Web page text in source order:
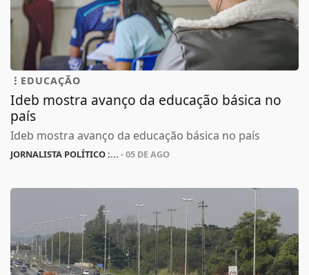
EDUCAÇÃO
Ideb mostra avanço da educação básica no
país
Ideb mostra avanço da educação básica no país
JORNALISTA POLÍTICO :... - 05 DE AGO